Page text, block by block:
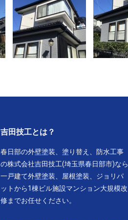
吉田技工とは？
春日部の外壁塗装、塗り替え、防水工事
の株式会社吉田技工(埼玉県春日部市)なら
一戸建て外壁塗装、屋根塗装、ジョリパ
ットから1棟ビル施設マンション大規模改
修までお任せください。